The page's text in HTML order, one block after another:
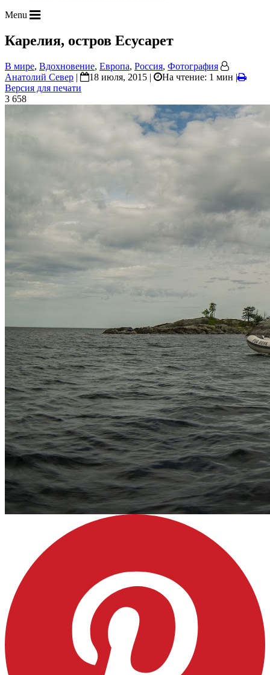
Menu
Карелия, остров Есусарет
В мире, Вдохновение, Европа, Россия, Фотография
Анатолий Север | 18 июля, 2015 | На чтение: 1 мин |
Версия для печати
3 658